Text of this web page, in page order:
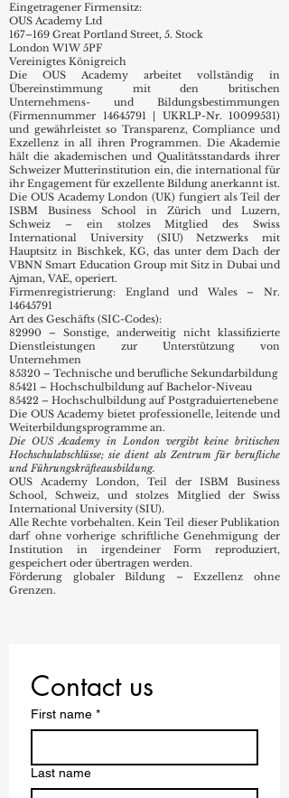
Eingetragener Firmensitz:
OUS Academy Ltd
167–169 Great Portland Street, 5. Stock
London W1W 5PF
Vereinigtes Königreich
Die OUS Academy arbeitet vollständig in
Übereinstimmung mit den britischen
Unternehmens- und Bildungsbestimmungen
(Firmennummer
14645791 | UKRLP-Nr. 10099531)
und gewährleistet so Transparenz, Compliance und
Exzellenz in all ihren Programmen. Die Akademie
hält die akademischen und Qualitätsstandards ihrer
Schweizer Mutterinstitution ein, die international für
ihr Engagement für exzellente Bildung anerkannt ist.
Die OUS Academy London (UK) fungiert als Teil der
ISBM Business School in Zürich und Luzern,
Schweiz – ein stolzes Mitglied des Swiss
International University (SIU) Netzwerks mit
Hauptsitz in Bischkek, KG, das unter dem Dach der
VBNN Smart Education Group mit Sitz in Dubai und
Ajman, VAE, operiert.
Firmenregistrierung: England und Wales – Nr.
14645791
Art des Geschäfts (SIC-Codes):
82990 – Sonstige, anderweitig nicht klassifizierte
Dienstleistungen zur Unterstützung von
Unternehmen
85320 – Technische und berufliche Sekundarbildung
85421 – Hochschulbildung auf Bachelor-Niveau
85422 – Hochschulbildung auf Postgraduiertenebene
Die OUS Academy bietet professionelle, leitende und
Weiterbildungsprogramme an.
Die OUS Academy in London vergibt keine britischen
Hochschulabschlüsse; sie dient als Zentrum für berufliche
und Führungskräfteausbildung.
OUS Academy London, Teil der ISBM Business
School, Schweiz, und stolzes Mitglied der Swiss
International University (SIU).
Alle Rechte vorbehalten. Kein Teil dieser Publikation
darf ohne vorherige schriftliche Genehmigung der
Institution in irgendeiner Form reproduziert,
gespeichert oder übertragen werden.
Förderung globaler Bildung – Exzellenz ohne
Grenzen.
Contact us
First name *
Last name